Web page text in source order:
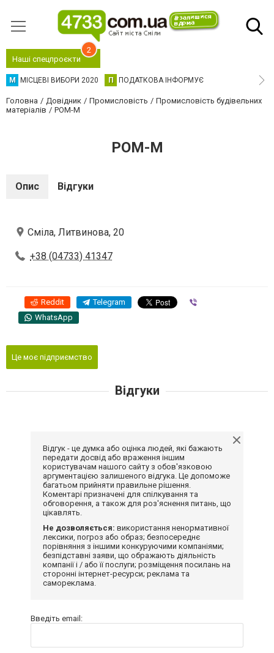
Наші спецпроєкти
2
М МІСЦЕВІ ВИБОРИ 2020 П ПОДАТКОВА ІНФОРМУЄ
Головна Довідник Промисловість
Промисловість будівельних
матеріалів
РОМ-М
РОМ-М
Опис Відгуки
Сміла, Литвинова, 20
+38 (04733) 41347
Reddit Telegram
WhatsApp
Це моє підприємство
Відгуки
Відгук - це думка або оцінка людей, які бажають
передати досвід або враження іншим
користувачам нашого сайту з обов'язковою
аргументацією залишеного відгука. Це допоможе
багатьом прийняти правильне рішення.
Коментарі призначені для спілкування та
обговорення, а також для роз'яснення питань, що
цікавлять.
Не дозволяється: використання ненормативної
лексики, погроз або образ; безпосереднє
порівняння з іншими конкуруючими компаніями;
безпідставні заяви, що ображають діяльність
компанії і / або її послуги; розміщення посилань на
сторонні інтернет-ресурси; реклама та
самореклама.
Введіть email: